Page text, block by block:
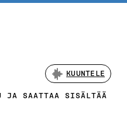
KUUNTELE
JA SAATTAA SISÄLTÄÄ